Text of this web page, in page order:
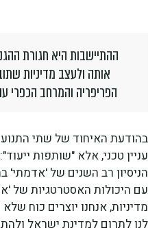
ההתיישבות היא חגורת
אותה ולעצב מדיניות
הפריפריה והמרחב הכפרי
בהודעת האיחוד של שתי
עניין טכני, אלא "שותפות
הניסיון רב השנים של
עם היכולות האסטרטגיות של
מדיניות, אנחנו יוצרים כוח
לנו לתרום למדינת ישראל